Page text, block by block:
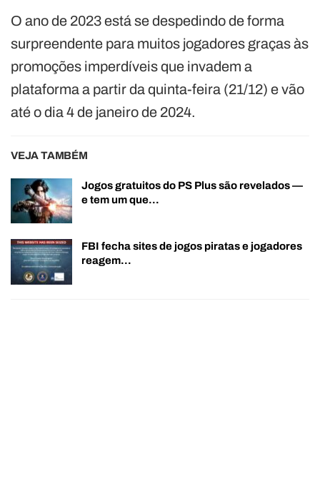
O ano de 2023 está se despedindo de forma
surpreendente para muitos jogadores graças às
promoções imperdíveis que invadem a
plataforma a partir da quinta-feira (21/12) e vão
até o dia 4 de janeiro de 2024.
VEJA TAMBÉM
Jogos gratuitos do PS Plus são revelados —
e tem um que…
FBI fecha sites de jogos piratas e jogadores
reagem…